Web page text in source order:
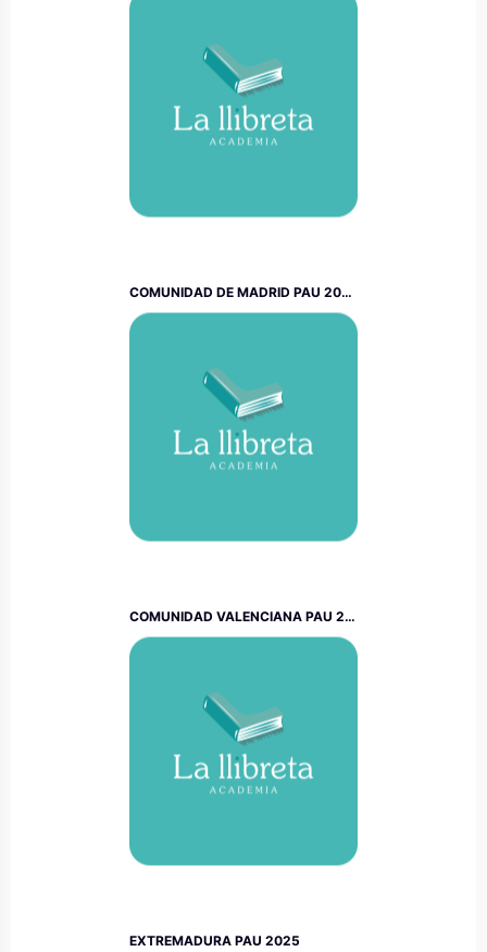
COMUNIDAD DE MADRID PAU 2025
COMUNIDAD VALENCIANA PAU 2025
EXTREMADURA PAU 2025